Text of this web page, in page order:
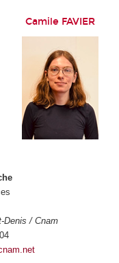
Camile FAVIER
Denis / Cnam